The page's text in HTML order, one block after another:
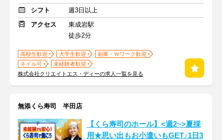
シフト
週3日以上
アクセス
東成岩駅
徒歩2分
高校生歓迎 大学生歓迎
副業・Ｗワーク歓迎
ネイル可
未経験者歓迎
株式会社クリエイトエス・ディーの求人一覧を見る
無添くら寿司 半田店
【くら寿司のホール】<週2~>夏採
用★思い出もお小遣いもGET♪1日3